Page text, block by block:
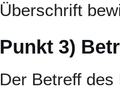
Überschrift
Punkt 3)
Der Betreff